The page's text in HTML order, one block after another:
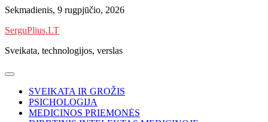
Skip
content
Sekmadienis, 9 rugpjūčio, 2026
SerguPlius.LT
Sveikata, technologijos, verslas
SVEIKATA IR GROŽIS
PSICHOLOGIJA
MEDICINOS PRIEMONĖS